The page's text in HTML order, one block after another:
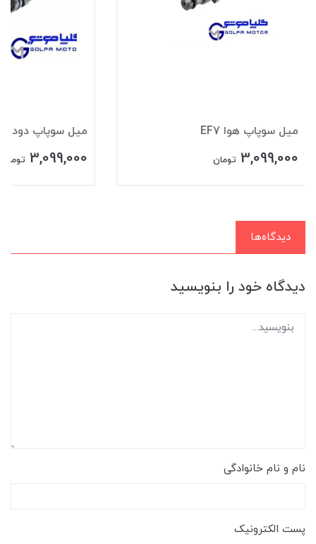
ميل سوپاپ هوا EF7
3,099,000 تومان
ميل سوپاپ دود EF7
3,099,000 تومان
دیدگاه‌ها
دیدگاه خود را بنویسید
نام و نام خانوادگی
پست الکترونیک